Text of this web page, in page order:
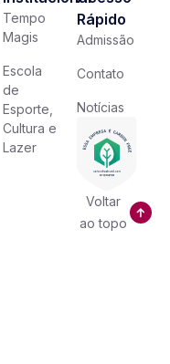
Tempo
Magis
Escola
de
Esporte,
Cultura e
Lazer
Rápido
Admissão
Contato
Notícias
Voltar
ao topo